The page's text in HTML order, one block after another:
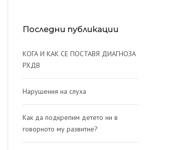
Последни публикации
КОГА И КАК СЕ ПОСТАВЯ ДИАГНОЗА
РХДВ
Нарушения на слуха
Как да подкрепим детето ни в
говорното му развитие?